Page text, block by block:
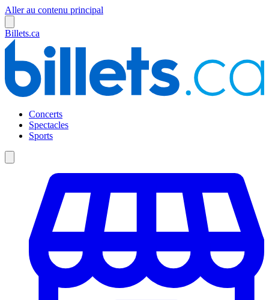
Aller au contenu principal
Billets.ca
Concerts
Spectacles
Sports